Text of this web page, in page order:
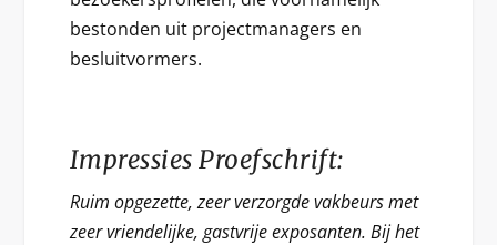
bestonden uit projectmanagers en
besluitvormers.
Impressies Proefschrift:
Ruim opgezette, zeer verzorgde vakbeurs met
zeer vriendelijke, gastvrije exposanten. Bij het